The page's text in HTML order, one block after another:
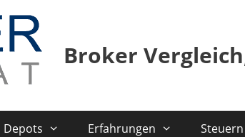
Broker
Depots Erfahrungen Steuern